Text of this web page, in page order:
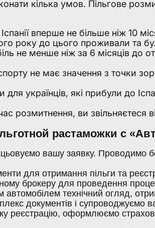
кілька умов. Пільгове
вперше не більше ніж 10
року до цього проживали та
не менше ніж за 6 місяців до
не має значення з точки
українців, які прибули до
розмитнення, ви звільняєтеся
растаможки с
вашу заявку. Проводимо
для отримання пільги та
брокеру для проведення
технічний огляд,
документів і супроводжуємо
реєстрацію, оформлюємо